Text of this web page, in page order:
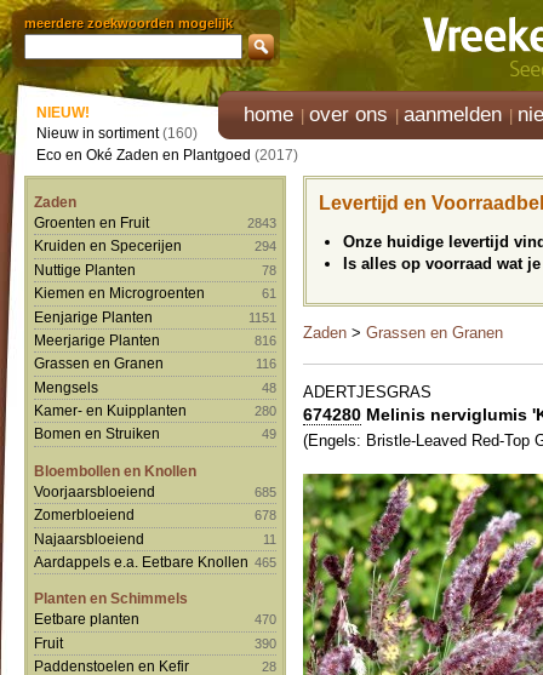
meerdere zoekwoorden mogelijk
home over ons aanmelden
NIEUW!
Nieuw in sortiment(160)
Eco en Oké Zaden en Plantgoed (2017)
Zaden
Groenten en Fruit
2843
Kruiden en Specerijen 294
Nuttige Planten 78
Kiemen en Microgroenten 61
Eenjarige Planten 1151
Meerjarige Planten 816
Grassen en Granen 116
Mengsels 48
Kamer- en Kuipplanten 280
Bomen en Struiken 49
Bloembollen en Knollen
Voorjaarsbloeiend
685
Zomerbloeiend 678
Najaarsbloeiend 11
Aardappels e.a. Eetbare Knollen 465
Planten en Schimmels
Eetbare planten
470
Fruit 390
Paddenstoelen en Kefir 28
Levertijd en
Onze huidige levertijd
Is alles op voorraad wat
Zaden > Grassen en Granen
ADERTJESGRAS
674280 Melinis nerviglumis
(Engels: Bristle-Leaved Red-Top